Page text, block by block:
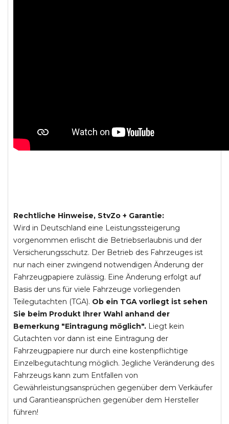
Rechtliche Hinweise, StvZo + Garantie:
Wird in Deutschland eine Leistungssteigerung
vorgenommen erlischt die Betriebserlaubnis und der
Versicherungsschutz. Der Betrieb des Fahrzeuges ist
nur nach einer zwingend notwendigen Änderung der
Fahrzeugpapiere zulässig. Eine Änderung erfolgt auf
Basis der uns für viele Fahrzeuge vorliegenden
Teilegutachten (TGA). Ob ein TGA vorliegt ist sehen
Sie beim Produkt Ihrer Wahl anhand der
Bemerkung "Eintragung möglich". Liegt kein
Gutachten vor dann ist eine Eintragung der
Fahrzeugpapiere nur durch eine kostenpflichtige
Einzelbegutachtung möglich. Jegliche Veränderung des
Fahrzeugs kann zum Entfallen von
Gewährleistungsansprüchen gegenüber dem Verkäufer
und Garantieansprüchen gegenüber dem Hersteller
führen!